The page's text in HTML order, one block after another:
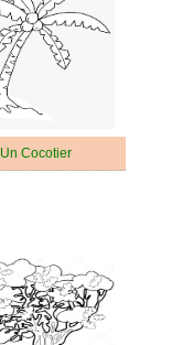
Un Cocotier